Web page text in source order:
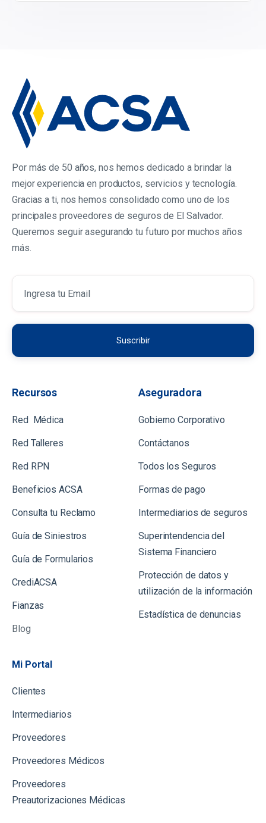
Por más de 50 años, nos hemos dedicado a brindar la
mejor experiencia en productos, servicios y tecnología.
Gracias a ti, nos hemos consolidado como uno de los
principales proveedores de seguros de El Salvador.
Queremos seguir asegurando tu futuro por muchos años
más.
Recursos
Red Médica
Red Talleres
Red RPN
Beneficios ACSA
Consulta tu Reclamo
Guía de Siniestros
Guía de Formularios
CrediACSA
Fianzas
Blog
Aseguradora
Gobierno Corporativo
Contáctanos
Todos los Seguros
Formas de pago
Intermediarios de seguros
Superintendencia del
Sistema Financiero
Protección de datos y
utilización de la información
Estadística de denuncias
Mi Portal
Clientes
Intermediarios
Proveedores
Proveedores Médicos
Proveedores
Preautorizaciones Médicas